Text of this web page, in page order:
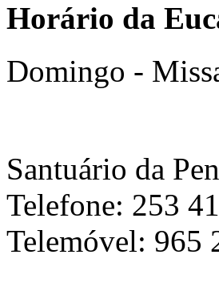
Horário da
Domingo -
Santuário da
Telefone: 253
Telemóvel: 965